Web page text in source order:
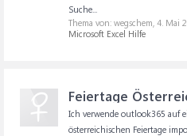
Suche...
Thema von: wegschem, 4. Mai
Microsoft Excel Hilfe
Feiertage
Ich verwende outlook365 auf
österreichischen Feiertage